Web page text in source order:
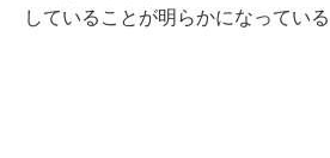
していることが明らかになっている